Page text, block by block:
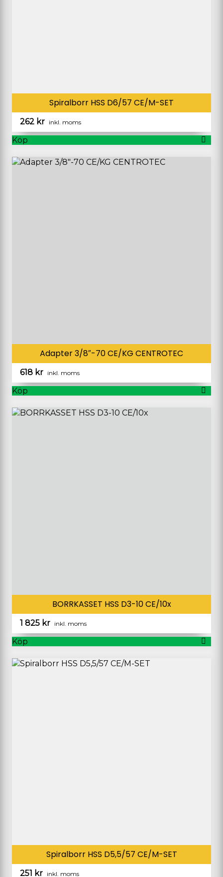
Spiralborr HSS D6/57 CE/M-SET
262 kr inkl. moms
Köp
Adapter 3/8″-70 CE/KG CENTROTEC
618 kr inkl. moms
Köp
BORRKASSET HSS D3-10 CE/10x
1 825 kr inkl. moms
Köp
Spiralborr HSS D5,5/57 CE/M-SET
251 kr inkl. moms